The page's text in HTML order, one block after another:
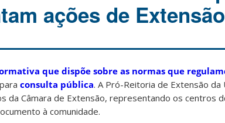
ações de
que dispõe sobre as normas que
consulta pública. A Pró-Reitoria de Extensão da
da Câmara de Extensão, representando os centros
à comunidade.